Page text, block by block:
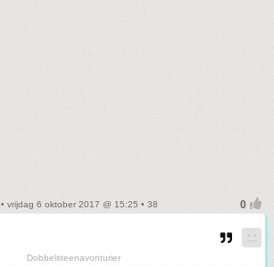
• vrijdag 6 oktober 2017 @ 15:25 • 38
Dobbelsteenavonturier